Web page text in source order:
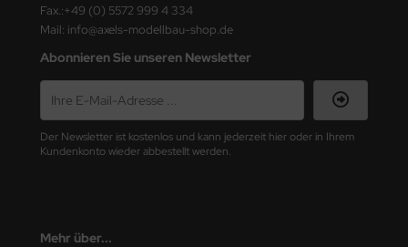
Fax.:+49 (0) 5572 999 4 334
Mail: info@axels-modellbau-shop.de
Abonnieren Sie unseren Newsletter
Der Newsletter ist kostenlos und kann jederzeit hier oder in Ihrem
Kundenkonto wieder abbestellt werden.
Mehr über...
Hobby
Hobbies